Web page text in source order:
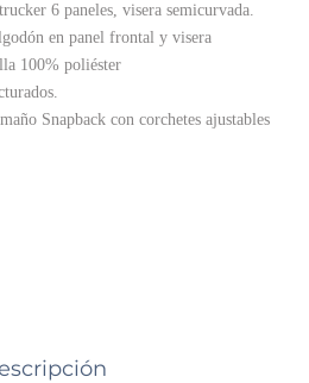
6 paneles, visera semicurvada.
en panel frontal y visera
100% poliéster
Snapback con corchetes ajustables